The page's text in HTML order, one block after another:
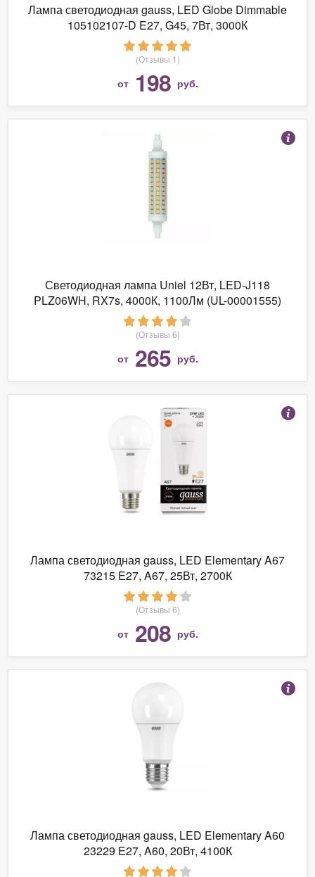
Лампа светодиодная gauss, LED Globe Dimmable
105102107-D E27, G45, 7Вт, 3000К
(Отзывы 1)
от 198 руб.
Светодиодная лампа Uniel 12Вт, LED-J118
PLZ06WH, RX7s, 4000К, 1100Лм (UL-00001555)
(Отзывы 6)
от 265 руб.
Лампа светодиодная gauss, LED Elementary A67
73215 E27, A67, 25Вт, 2700К
(Отзывы 6)
от 208 руб.
Лампа светодиодная gauss, LED Elementary A60
23229 E27, A60, 20Вт, 4100К